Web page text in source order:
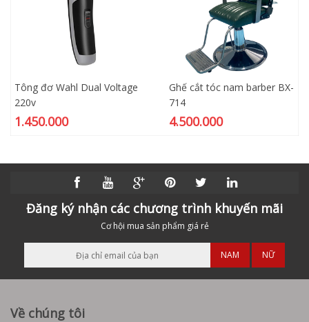
Tông đơ Wahl Dual Voltage
220v
1.450.000
Ghế cắt tóc nam barber BX-
714
4.500.000
Đăng ký nhận các chương trình khuyến mãi
Cơ hội mua sản phẩm giá rẻ
NAM NỮ
Về chúng tôi